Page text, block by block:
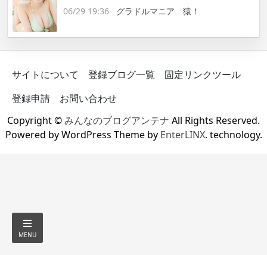
06/29 19:36
グラドルマニア 猿！
サイトについて 登録ブログ一覧
固定リンクツール
登録申請
お問い合わせ
Copyright ©みんなのブログアンテナ All Rights Reserved.
Powered by WordPress Theme by EnterLINX. technology.
MENU